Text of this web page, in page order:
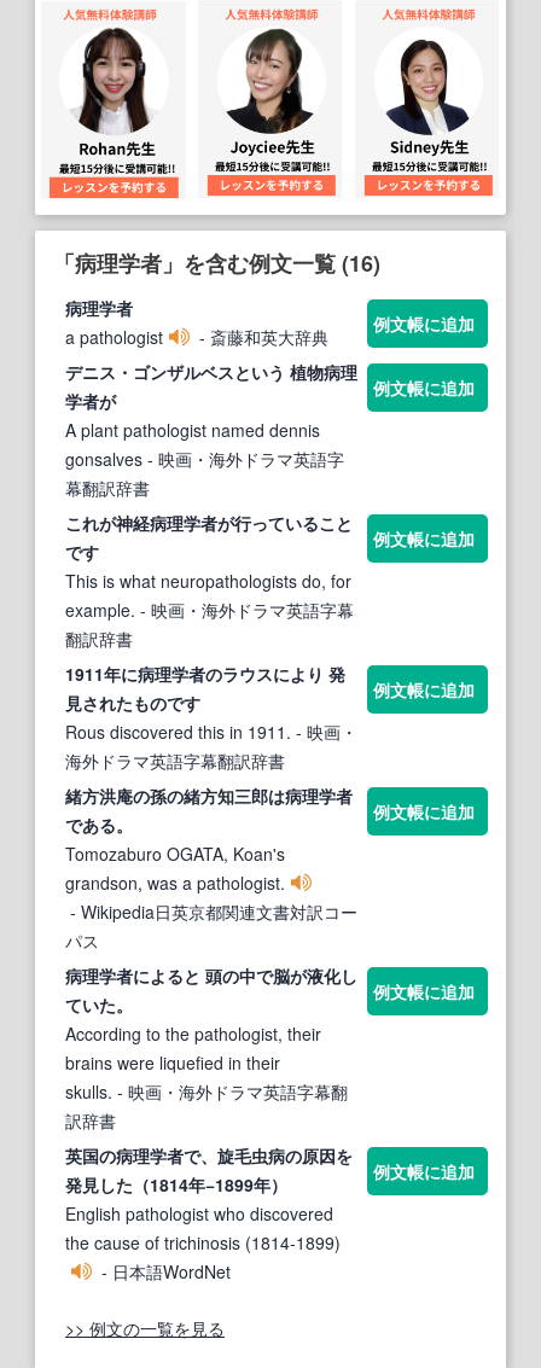
「病理学者」を含む例文一覧 (16)
病理学者
a pathologist
- 斎藤和英大辞典
例文帳に追加
デニス・ゴンザルベスという 植物病理
学者が
A plant pathologist named dennis
gonsalves - 映画・海外ドラマ英語字
幕翻訳辞書
例文帳に追加
これが神経病理学者が行っていること
です
This is what neuropathologists do, for
example. - 映画・海外ドラマ英語字幕
翻訳辞書
例文帳に追加
1911年に病理学者のラウスにより 発
見されたものです
Rous discovered this in 1911. - 映画・
海外ドラマ英語字幕翻訳辞書
例文帳に追加
緒方洪庵の孫の緒方知三郎は病理学者
である。
Tomozaburo OGATA, Koan's
grandson, was a pathologist.
- Wikipedia日英京都関連文書対訳コー
パス
例文帳に追加
病理学者によると 頭の中で脳が液化し
ていた。
According to the pathologist, their
brains were liquefied in their
skulls. - 映画・海外ドラマ英語字幕翻
訳辞書
例文帳に追加
英国の病理学者で、旋毛虫病の原因を
発見した（1814年−1899年）
English pathologist who discovered
the cause of trichinosis (1814-1899)
- 日本語WordNet
例文帳に追加
>> 例文の一覧を見る